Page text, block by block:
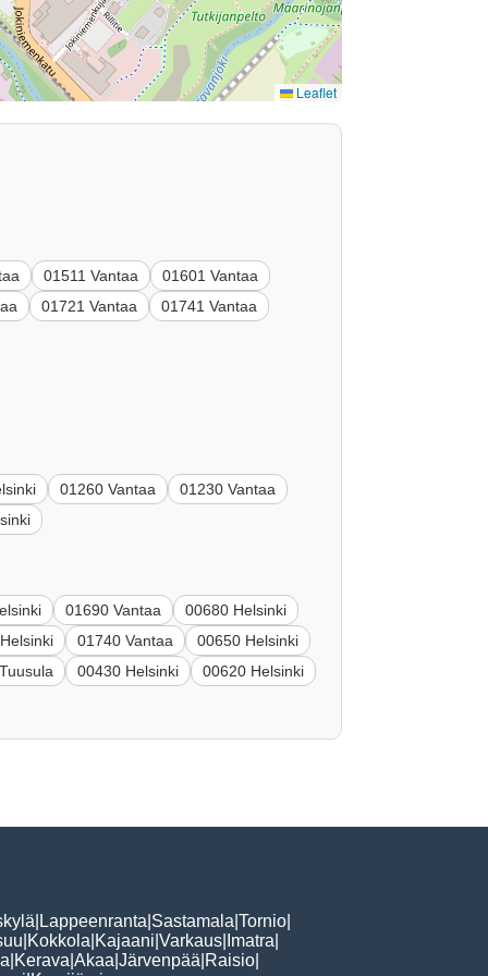
Leaflet
01511 Vantaa
01601 Vantaa
01721 Vantaa 01741 Vantaa
01260 Vantaa
01230 Vantaa
01690 Vantaa
00680 Helsinki
01740 Vantaa
00650 Helsinki
00430 Helsinki 00620 Helsinki
Lappeenranta Sastamala Tornio
Kokkola Kajaani Varkaus Imatra
Kerava Akaa Järvenpää Raisio